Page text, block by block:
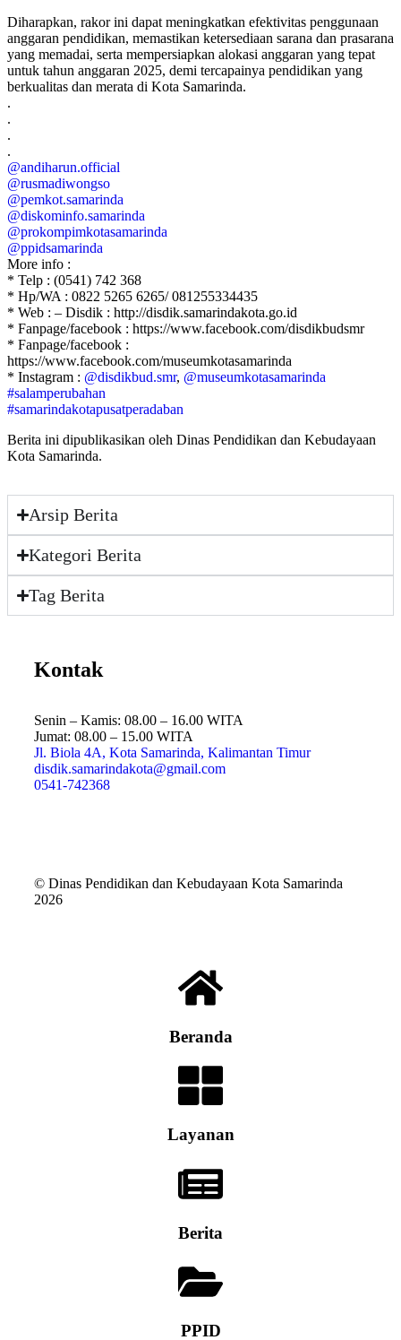
Diharapkan, rakor ini dapat meningkatkan efektivitas penggunaan
anggaran pendidikan, memastikan ketersediaan sarana dan prasarana
yang memadai, serta mempersiapkan alokasi anggaran yang tepat
untuk tahun anggaran 2025, demi tercapainya pendidikan yang
berkualitas dan merata di Kota Samarinda.
.
.
.
.
@andiharun.official
@rusmadiwongso
@pemkot.samarinda
@diskominfo.samarinda
@prokompimkotasamarinda
@ppidsamarinda
More info :
* Telp : (0541) 742 368
* Hp/WA : 0822 5265 6265/ 081255334435
* Web : – Disdik : http://disdik.samarindakota.go.id
* Fanpage/facebook : https://www.facebook.com/disdikbudsmr
* Fanpage/facebook :
https://www.facebook.com/museumkotasamarinda
* Instagram : @disdikbud.smr, @museumkotasamarinda
#salamperubahan
#samarindakotapusatperadaban
Berita ini dipublikasikan oleh Dinas Pendidikan dan Kebudayaan
Kota Samarinda.
Arsip Berita
Kategori Berita
Tag Berita
Kontak
Senin – Kamis: 08.00 – 16.00 WITA
Jumat: 08.00 – 15.00 WITA
Jl. Biola 4A, Kota Samarinda, Kalimantan Timur
disdik.samarindakota@gmail.com
0541-742368
© Dinas Pendidikan dan Kebudayaan Kota Samarinda
2026
Beranda
Layanan
Berita
PPID